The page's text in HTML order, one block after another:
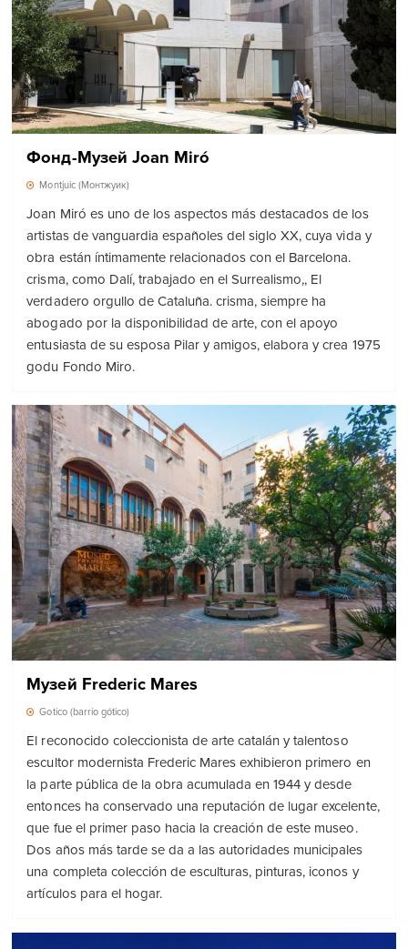
Фонд-Музей Joan Miró
Montjuic (Монтжуик)
Joan Miró es uno de los aspectos más destacados de los
artistas de vanguardia españoles del siglo XX, cuya vida y
obra están íntimamente relacionados con el Barcelona.
crisma, como Dalí, trabajado en el Surrealismo,, El
verdadero orgullo de Cataluña. crisma, siempre ha
abogado por la disponibilidad de arte, con el apoyo
entusiasta de su esposa Pilar y amigos, elabora y crea 1975
godu Fondo Miro.
Музей Frederic Mares
Gotico (barrio gótico)
El reconocido coleccionista de arte catalán y talentoso
escultor modernista Frederic Mares exhibieron primero en
la parte pública de la obra acumulada en 1944 y desde
entonces ha conservado una reputación de lugar excelente,
que fue el primer paso hacia la creación de este museo.
Dos años más tarde se da a las autoridades municipales
una completa colección de esculturas, pinturas, iconos y
artículos para el hogar.